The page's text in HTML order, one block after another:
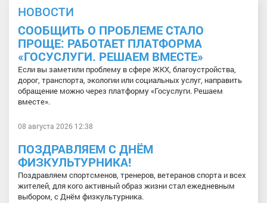
НОВОСТИ
СООБЩИТЬ О ПРОБЛЕМЕ СТАЛО
ПРОЩЕ: РАБОТАЕТ ПЛАТФОРМА
«ГОСУСЛУГИ. РЕШАЕМ ВМЕСТЕ»
Если вы заметили проблему в сфере ЖКХ, благоустройства,
дорог, транспорта, экологии или социальных услуг, направить
обращение можно через платформу «Госуслуги. Решаем
вместе».
08 августа 2026 12:38
ПОЗДРАВЛЯЕМ С ДНЁМ
ФИЗКУЛЬТУРНИКА!
Поздравляем спортсменов, тренеров, ветеранов спорта и всех
жителей, для кого активный образ жизни стал ежедневным
выбором, с Днём физкультурника.